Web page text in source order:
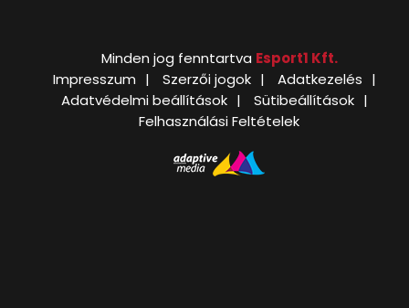
Minden jog fenntartva Esport1 Kft.
Impresszum
Szerzői jogok
Adatkezelés
Adatvédelmi beállítások
Sütibeállítások
Felhasználási Feltételek